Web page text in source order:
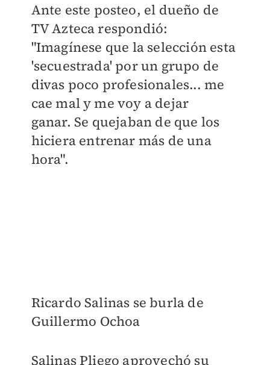
Ante este posteo, el dueño de
TV Azteca respondió:
"Imagínese que la selección esta
'secuestrada' por un grupo de
divas poco profesionales... me
cae mal y me voy a dejar
ganar. Se quejaban de que los
hiciera entrenar más de una
hora".
Ricardo Salinas se burla de
Guillermo Ochoa
Salinas Pliego aprovechó su